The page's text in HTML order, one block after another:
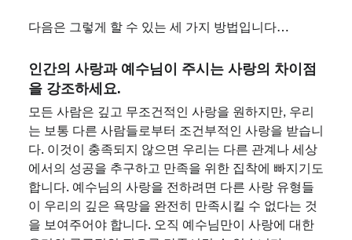
다음은 그렇게 할 수 있는 세 가지 방법입니다…
인간의 사랑과 예수님이 주시는 사랑의 차이점
을 강조하세요.
모든 사람은 깊고 무조건적인 사랑을 원하지만, 우리
는 보통 다른 사람들로부터 조건부적인 사랑을 받습니
다. 이것이 충족되지 않으면 우리는 다른 관계나 세상
에서의 성공을 추구하고 만족을 위한 집착에 빠지기도
합니다. 예수님의 사랑을 전하려면 다른 사랑 유형들
이 우리의 깊은 욕망을 완전히 만족시킬 수 없다는 것
을 보여주어야 합니다. 오직 예수님만이 사랑에 대한